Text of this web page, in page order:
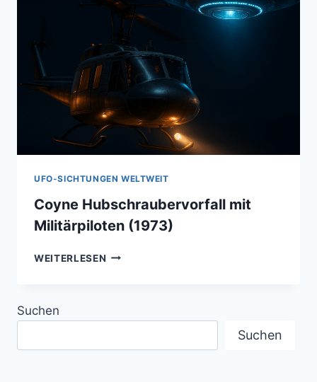
UFO-SICHTUNGEN WELTWEIT
Coyne Hubschraubervorfall mit
Militärpiloten (1973)
WEITERLESEN COYNE
Suchen
Suchen